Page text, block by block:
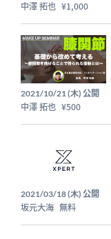
中澤 拓也 ¥1,000
2021/10/21 (木) 公開
中澤 拓也 ¥500
2021/03/18 (木) 公開
坂元大海 無料